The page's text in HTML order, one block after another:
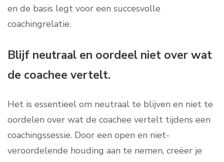
en de basis legt voor een succesvolle
coachingrelatie.
Blijf neutraal en oordeel niet over wat
de coachee vertelt.
Het is essentieel om neutraal te blijven en niet te
oordelen over wat de coachee vertelt tijdens een
coachingssessie. Door een open en niet-
veroordelende houding aan te nemen, creëer je